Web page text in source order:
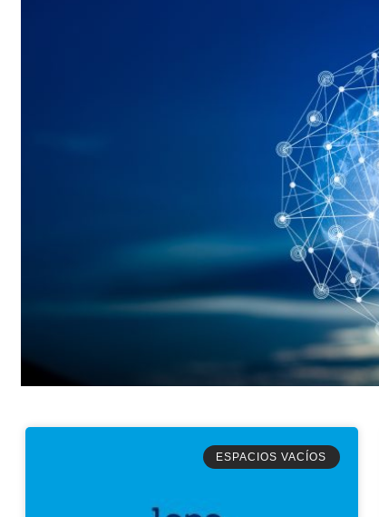
ESPACIOS VACÍOS